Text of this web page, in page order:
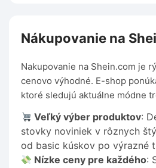
Nákupovanie na
Nakupovanie na Shein.com je
cenovo výhodné. E-shop
ktoré sledujú aktuálne módne
Veľký výber produktov:
stovky noviniek v rôznych
od basic kúskov po výrazné
Nízke ceny pre každého: